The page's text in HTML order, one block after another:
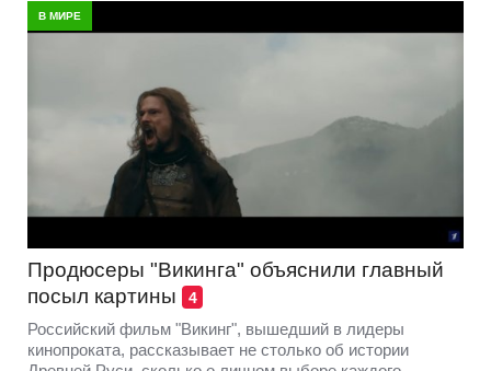
В МИРЕ
Продюсеры "Викинга" объяснили главный
посыл картины
4
Российский фильм "Викинг", вышедший в лидеры
кинопроката, рассказывает не столько об истории